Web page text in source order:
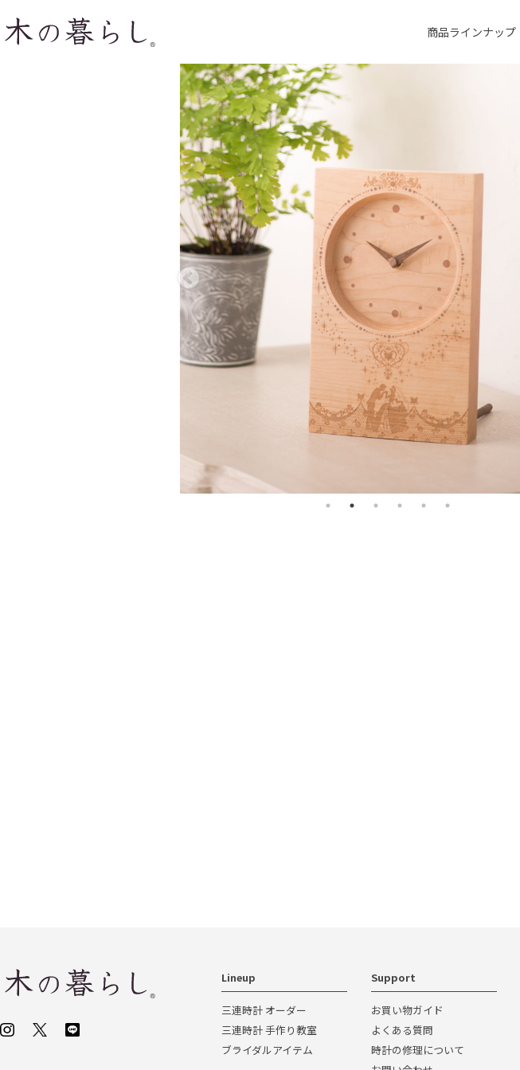
商品ラインナップ
Lineup
三連時計 オーダー
三連時計 手作り教室
ブライダルアイテム
Support
お買い物ガイド
よくある質問
時計の修理について